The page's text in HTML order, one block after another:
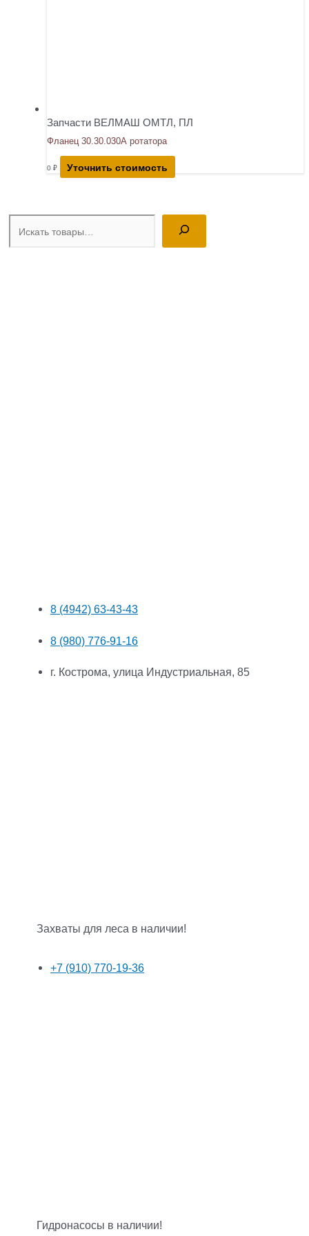
Поиск
8 (4942) 63-43-43
8 (980) 776-91-16
г. Кострома, улица Индустриальная, 85
Захваты для леса в наличии!
+7 (910) 770-19-36
Гидронасосы в наличии!
Запчасти ВЕЛМАШ ОМТЛ, ПЛ
Фланец 30.30.030А ротатора
0 ₽ Уточнить стоимость